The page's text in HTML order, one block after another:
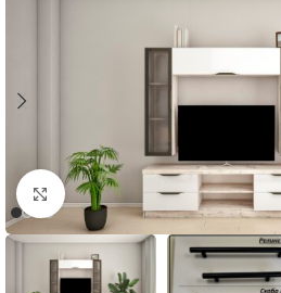
Нажмите, чтобы увеличить